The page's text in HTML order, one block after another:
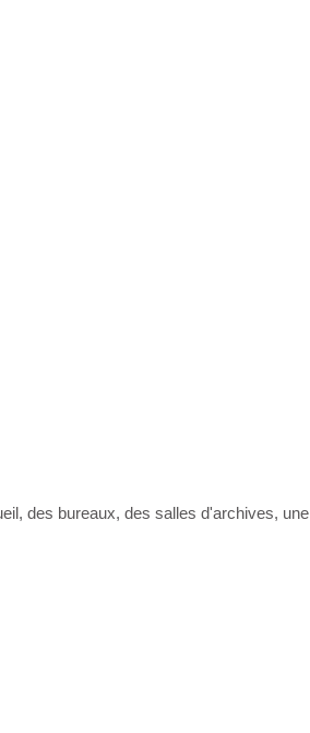
des bureaux, des salles d'archives, une